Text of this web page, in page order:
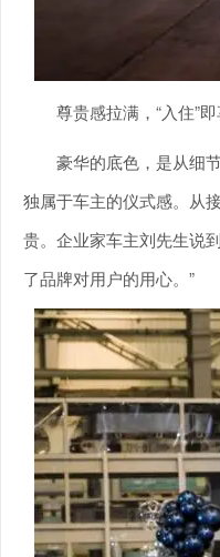
尊贵感拉满，“入住”
豪华的底色，是从细
独属于车主的仪式感。从
贵。企业家车主刘先生说
了品牌对用户的用心。”